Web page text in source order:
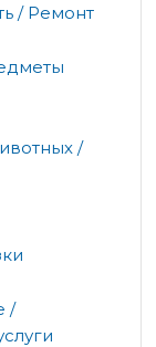
/ Ремонт
/
/